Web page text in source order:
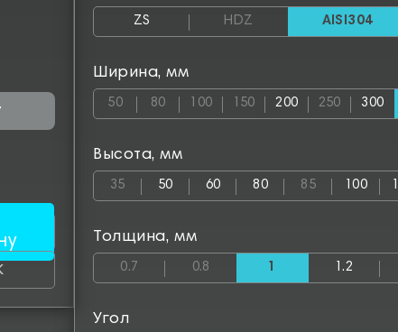
ZS HDZ AISI304
Ширина, мм
50 80 100 150 200 250 300
Высота, мм
35 50 60 80 85 100
Толщина, мм
0.7 0.8 1 1.2
Угол